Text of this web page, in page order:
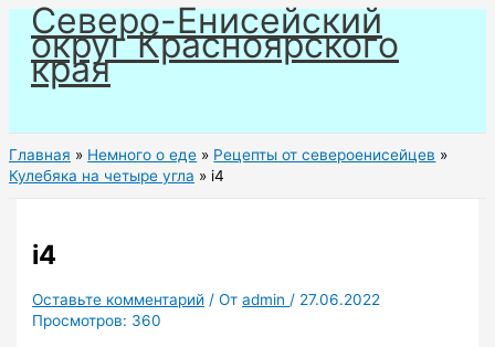
Перейти
содержимому
Северо-Енисейский
округ Красноярского
края
Главная Немного о еде
Рецепты от североенисейцев
Кулебяка на четыре угла
i4
i4
Оставьте комментарий / Отadmin / 27.06.2022
Просмотров: 360